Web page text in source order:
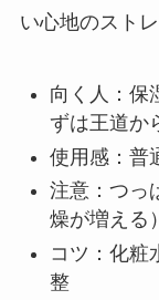
い心地のスト
向く人：保
ずは王道か
使用感：普
注意：つっ
燥が増える）
コツ：化粧
整